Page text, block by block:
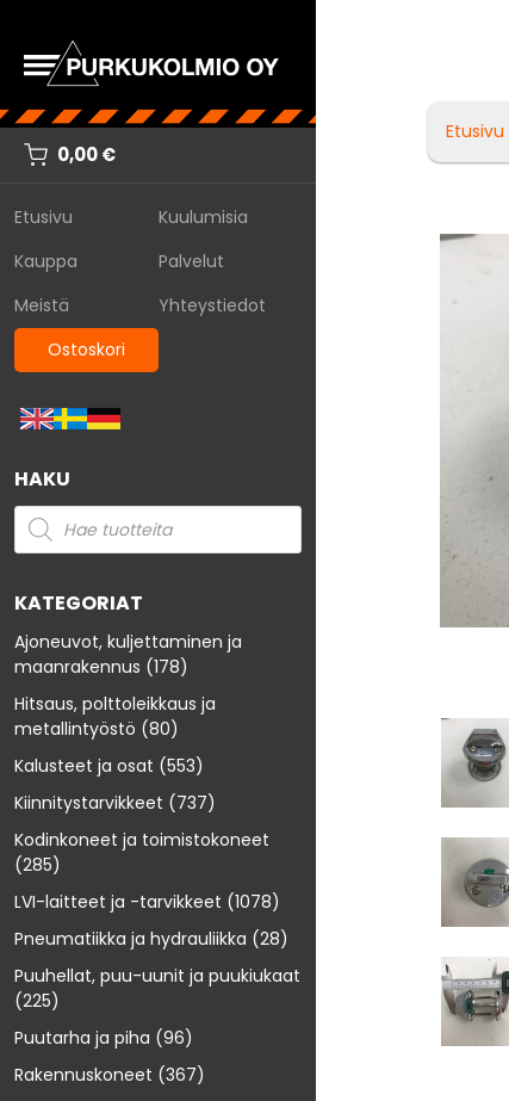
0,00€
Etusivu
Kuulumisia
Kauppa
Palvelut
Meistä
Yhteystiedot
Ostoskori
HAKU
KATEGORIAT
Ajoneuvot, kuljettaminen ja
maanrakennus (178)
Hitsaus, polttoleikkaus ja
metallintyöstö (80)
Kalusteet ja osat (553)
Kiinnitystarvikkeet (737)
Kodinkoneet ja toimistokoneet
(285)
LVI-laitteet ja -tarvikkeet (1078)
Pneumatiikka ja hydrauliikka (28)
Puuhellat, puu-uunit ja puukiukaat
(225)
Puutarha ja piha (96)
Rakennuskoneet (367)
Etusivu